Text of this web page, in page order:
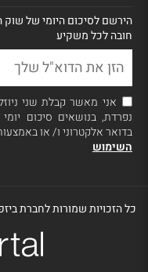
הירשם לסיכום היומי של שוק
חובה לכל משקיע
אני מאשר קבלת שני
נפרדת, בנושאים סיכום
בדואר אלקטרוני ו/ או
השימוש
כל הזכויות שמורות לחברת